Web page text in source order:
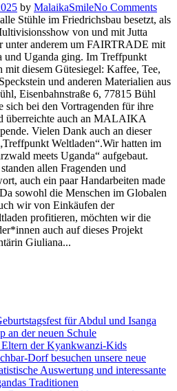
by MalaikaSmileNo Comments
Stühle im Friedrichsbau besetzt, als
von und mit Jutta
unter anderem um FAIRTRADE mit
und Uganda ging. Im Treffpunkt
mit diesem Gütesiegel: Kaffee, Tee,
und anderen Materialien aus
Eisenbahnstraße 6, 77815 Bühl
bei den Vortragenden für ihre
überreichte auch an MALAIKA
Vielen Dank auch an dieser
Weltladen“.Wir hatten im
meets Uganda“ aufgebaut.
allen Fragenden und
auch ein paar Handarbeiten made
sowohl die Menschen im Globalen
wir von Einkäufen der
profitieren, möchten wir die
auch auf dieses Projekt
Giuliana...
für Abdul und Isanga
an der neuen Schule
Eltern der Kyankwanzi-Kids
Dorf besuchen unsere neue
Auswertung und interessante
Traditionen